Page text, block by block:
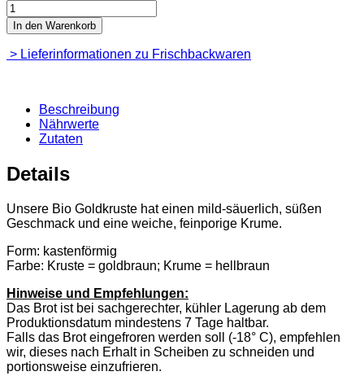
In den Warenkorb
> Lieferinformationen zu Frischbackwaren
Beschreibung
Nährwerte
Zutaten
Details
Unsere Bio Goldkruste hat einen mild-säuerlich, süßen
Geschmack und eine weiche, feinporige Krume.
Form: kastenförmig
Farbe: Kruste = goldbraun; Krume = hellbraun
Hinweise und Empfehlungen:
Das Brot ist bei sachgerechter, kühler Lagerung ab dem
Produktionsdatum mindestens 7 Tage haltbar.
Falls das Brot eingefroren werden soll (-18° C), empfehlen
wir, dieses nach Erhalt in Scheiben zu schneiden und
portionsweise einzufrieren.